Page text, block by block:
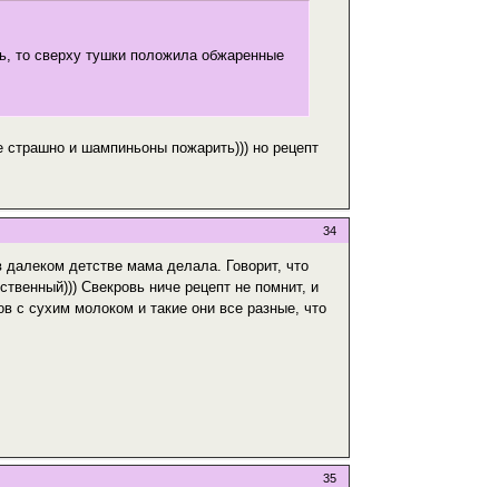
то сверху тушки положила обжаренные
и шампиньоны пожарить))) но рецепт
34
детстве мама делала. Говорит, что
Свекровь ниче рецепт не помнит, и
с сухим молоком и такие они все разные, что
35